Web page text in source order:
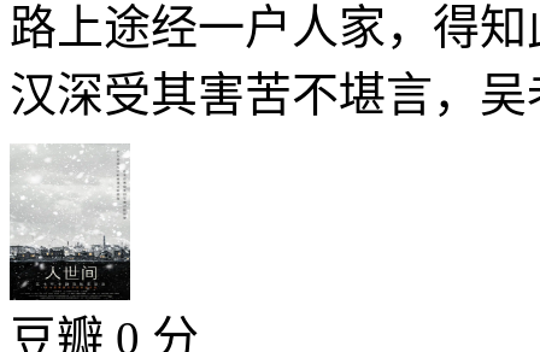
路上途经一户人家，得
汉深受其害苦不堪言，
豆瓣 0 分